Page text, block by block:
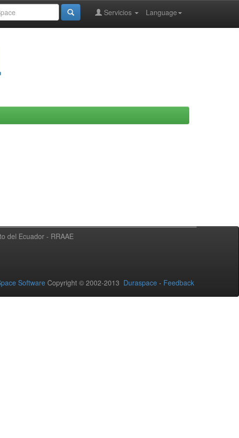
Language
Servicios
del Ecuador - RRAAE
Software Copyright © 2002-2013 Duraspace - Feedback